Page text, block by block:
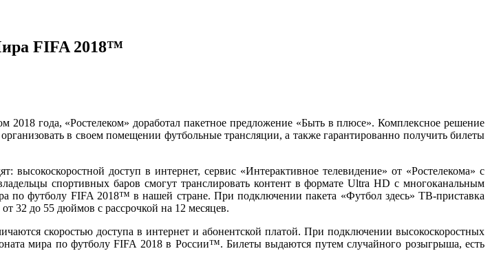
FIFA 2018™
года, «Ростелеком» доработал пакетное предложение «Быть в плюсе». Комплексное решение
в своем помещении футбольные трансляции, а также гарантированно получить билеты
доступ в интернет, сервис «Интерактивное телевидение» от «Ростелекома» с
спортивных баров смогут транслировать контент в формате Ultra HD с многоканальным
по футболу FIFA 2018™ в нашей стране. При подключении пакета «Футбол здесь» ТВ-приставка
32 до 55 дюймов с рассрочкой на 12 месяцев.
скоростью доступа в интернет и абонентской платой. При подключении высокоскоростных
мира по футболу FIFA 2018 в России™. Билеты выдаются путем случайного розыгрыша, есть